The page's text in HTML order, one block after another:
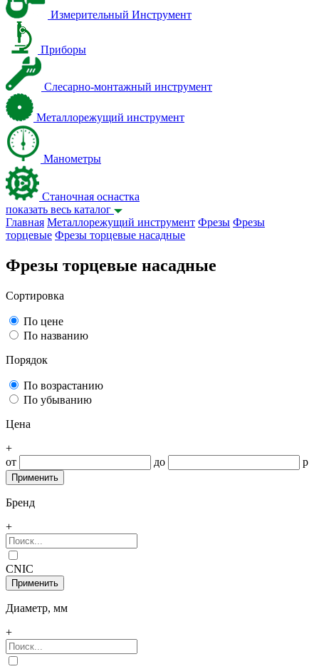
Измерительный Инструмент
Приборы
Слесарно-монтажный инструмент
Металлорежущий инструмент
Манометры
Станочная оснастка
показать весь каталог
Главная Металлорежущий инструмент Фрезы Фрезы
торцевые Фрезы торцевые насадные
Фрезы торцевые насадные
Сортировка
По цене
По названию
Порядок
По возрастанию
По убыванию
Цена
+
от
до р
Бренд
+
CNIC
Диаметр, мм
+